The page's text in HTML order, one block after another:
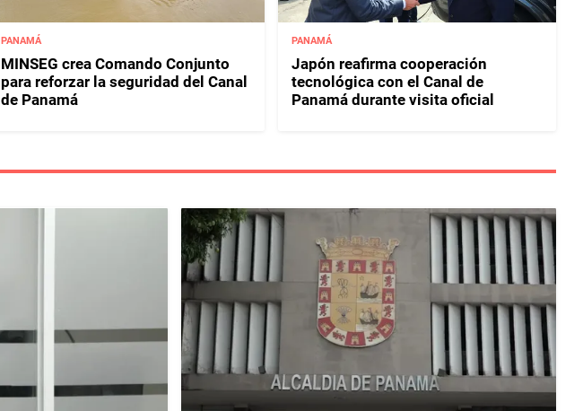
PANAMÁ
MINSEG crea Comando Conjunto
para reforzar la seguridad del Canal
de Panamá
PANAMÁ
Japón reafirma cooperación
tecnológica con el Canal de
Panamá durante visita oficial